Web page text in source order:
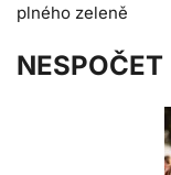
plného zeleně
NESPOČET